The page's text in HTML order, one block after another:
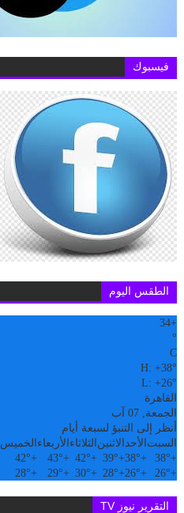
فيسبوك
الطقس اليوم
+
34
°
C
H:+38°
L:+26°
القاهرة
الجمعة, 07 آب
أنظر إلى التنبؤ لسبعة أيام
السبت الأحدالاثنين الثلاثاء الأربعاء الخميس
+
38°
+
38°
+
39°
+
42°
+
43°
+
42°
+
26°
+
26°
+
28°
+
30°
+
29°
+
28°
التقرير نيوز TV